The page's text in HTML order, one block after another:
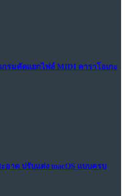
กรมคัดแยกไฟล์ MIDI คาราโอเกะ
อาด ปรับแต่ง macOS แบบครบ